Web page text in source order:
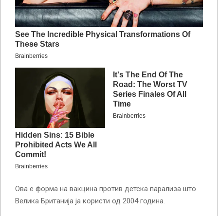
Ова е форма на вакцина против детска парализа што
Велика Британија ја користи од 2004 година.